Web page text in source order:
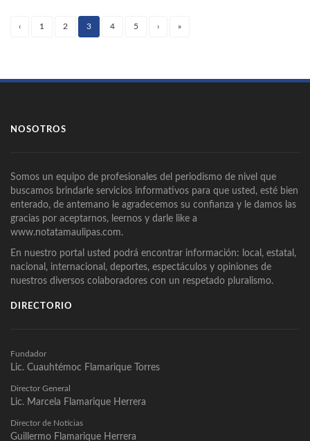
‹ 1 2 3
(current)
4 5 › »
NOSOTROS
Somos un equipo de profesionales del periodismo de nivel que
buscamos brindarle servicios informativos para que usted, esté bien
enterado, de antemano le agradecemos su confianza y le damos las
gracias por aceptarnos, leernos y darle like a
www.notatamaulipas.com.
En nuestro portal usted podrá encontrar información: local, estatal,
nacional, internacional, deportes, espectáculos y opiniones de
nuestros diversos colaboradores con un respetado pluralismo.
DIRECTORIO
Fundador
Lic. Cuauhtémoc Flamarique Torres
Director General
Lic. Marcela Flamarique Herrera
Director de Noticias
Guillermo Flamarique Herrera